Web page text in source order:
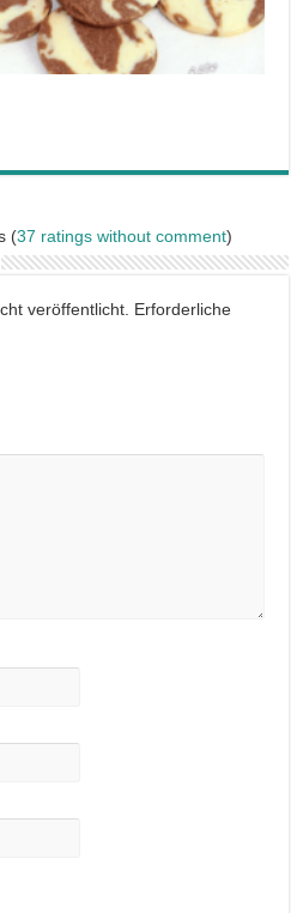
(37 ratings without comment)
veröffentlicht. Erforderliche